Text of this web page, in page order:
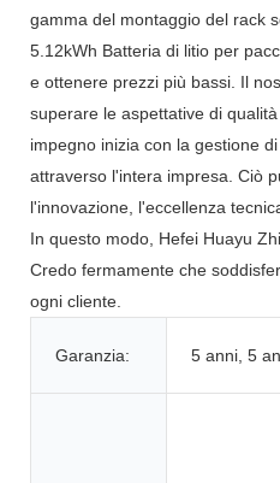
gamma del montaggio del rack
5.12kWh Batteria di litio per
e ottenere prezzi più bassi. Il
superare le aspettative di
impegno inizia con la gestione
attraverso l'intera impresa. Ciò
l'innovazione, l'eccellenza
In questo modo, Hefei Huayu
Credo fermamente che
ogni cliente.
Garanzia: 5 anni, 5